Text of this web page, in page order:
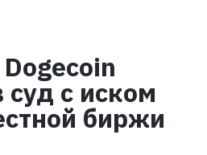
суд с иском
биржи